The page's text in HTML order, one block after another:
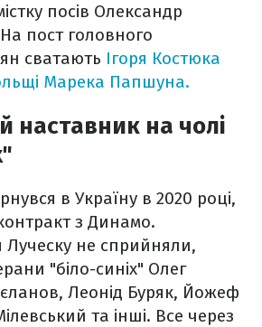
посів Олександр
пост головного
сватають Ігоря Костюка
Марека Папшуна.
наставник на чолі
в Україну в 2020 році,
з Динамо.
не сприйняли,
"біло-синіх" Олег
Леонід Буряк, Йожеф
та інші. Все через